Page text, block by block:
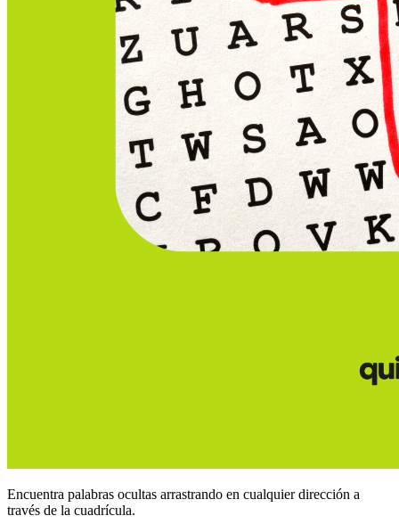
Encuentra palabras ocultas arrastrando en cualquier dirección a
través de la cuadrícula.